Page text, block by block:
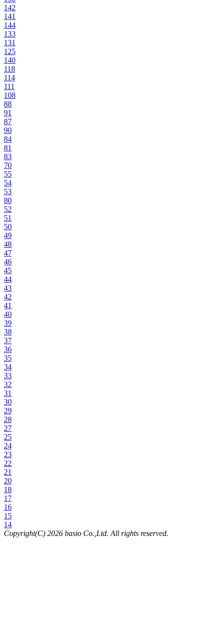
142
141
144
133
131
125
140
118
114
111
108
88
91
87
90
84
81
83
70
55
54
53
80
52
51
50
49
48
47
46
45
44
43
42
41
40
39
38
37
36
35
34
33
32
31
30
29
28
27
25
24
23
22
21
20
18
17
16
15
14
Copyright(C) 2026 basio Co.,Ltd. All rights reserved.